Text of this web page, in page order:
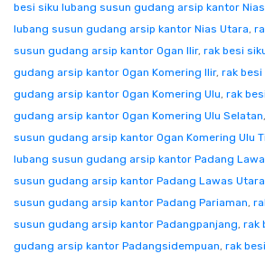
besi siku lubang susun gudang arsip kantor
lubang susun gudang arsip kantor Nias Utara,
susun gudang arsip kantor Ogan Ilir, rak besi
gudang arsip kantor Ogan Komering Ilir, rak besi
gudang arsip kantor Ogan Komering Ulu, rak
gudang arsip kantor Ogan Komering Ulu Selatan,
susun gudang arsip kantor Ogan Komering Ulu
lubang susun gudang arsip kantor Padang
susun gudang arsip kantor Padang Lawas Utara
susun gudang arsip kantor Padang Pariaman,
susun gudang arsip kantor Padangpanjang, rak
gudang arsip kantor Padangsidempuan, rak